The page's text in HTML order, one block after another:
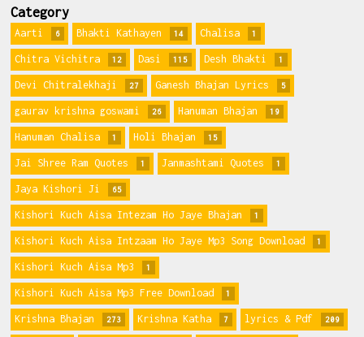
Category
Aarti 6 Bhakti Kathayen 14 Chalisa 1
Chitra Vichitra 12 Dasi 115 Desh Bhakti 1
Devi Chitralekhaji 27 Ganesh Bhajan Lyrics 5
gaurav krishna goswami 26 Hanuman Bhajan 19
Hanuman Chalisa 1 Holi Bhajan 15
Jai Shree Ram Quotes 1 Janmashtami Quotes 1
Jaya Kishori Ji 65
Kishori Kuch Aisa Intezam Ho Jaye Bhajan 1
Kishori Kuch Aisa Intzaam Ho Jaye Mp3 Song Download 1
Kishori Kuch Aisa Mp3 1
Kishori Kuch Aisa Mp3 Free Download 1
Krishna Bhajan 273 Krishna Katha 7 lyrics & Pdf 209